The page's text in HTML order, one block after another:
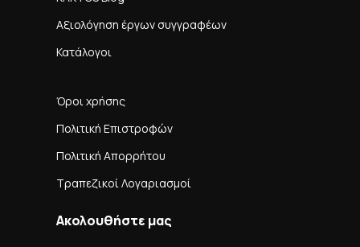
Αξιολόγηση έργων συγγραφέων
Κατάλογοι
Όροι χρήσης
Πολιτική Επιστροφών
Πολιτική Απορρήτου
Τραπεζικοί Λογαριασμοί
Ακολουθήστε μας